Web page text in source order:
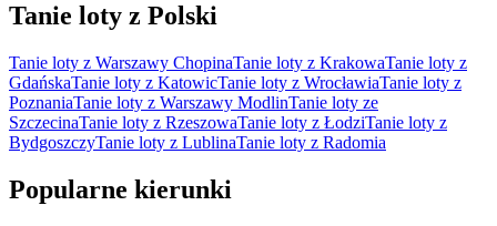
Tanie loty z Polski
Tanie loty z Warszawy ChopinaTanie loty z KrakowaTanie loty z
GdańskaTanie loty z KatowicTanie loty z WrocławiaTanie loty z
PoznaniaTanie loty z Warszawy ModlinTanie loty ze
SzczecinaTanie loty z RzeszowaTanie loty z ŁodziTanie loty z
BydgoszczyTanie loty z LublinaTanie loty z Radomia
Popularne kierunki